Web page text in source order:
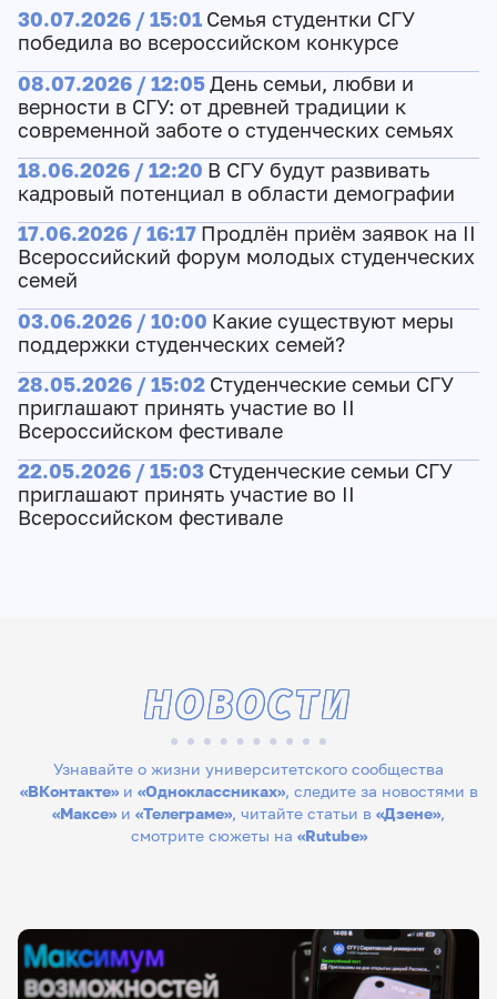
30.07.2026 / 15:01 Семья студентки СГУ
победила во всероссийском конкурсе
08.07.2026 / 12:05День семьи, любви и
верности в СГУ: от древней традиции к
современной заботе о студенческих семьях
18.06.2026 / 12:20 В СГУ будут развивать
кадровый потенциал в области демографии
17.06.2026 / 16:17 Продлён приём заявок на II
Всероссийский форум молодых студенческих
семей
03.06.2026 / 10:00 Какие существуют меры
поддержки студенческих семей?
28.05.2026 / 15:02 Студенческие семьи СГУ
приглашают принять участие во II
Всероссийском фестивале
22.05.2026 / 15:03 Студенческие семьи СГУ
приглашают принять участие во II
Всероссийском фестивале
Узнавайте о жизни университетского сообщества
«ВКонтакте»и «Одноклассниках», следите за новостями в
«Максе» и «Телеграме», читайте статьи в «Дзене»,
смотрите сюжеты на «Rutube»
НОВОСТИ